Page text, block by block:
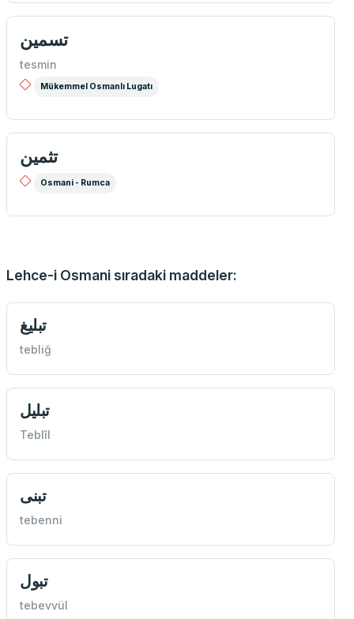
تسمین
tesmin
Mükemmel Osmanlı Lugatı
تثمين
Osmani - Rumca
Lehce-i Osmani sıradaki maddeler:
تبليغ
tebliğ
تبليل
Teblîl
تبنی
tebenni
تبول
tebevvül